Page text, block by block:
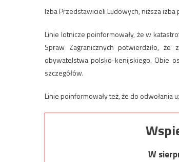
Izba Przedstawicieli Ludowych, niższa izba
Linie lotnicze poinformowały, że w
Spraw Zagranicznych potwierdziło,
obywatelstwa polsko-kenijskiego. Obie
szczegółów.
Linie poinformowały też, że do odwołania
W